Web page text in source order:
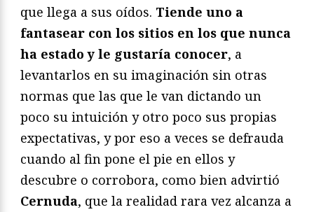
que llega a sus oídos. Tiende uno a
fantasear con los sitios en los que nunca
ha estado y le gustaría conocer, a
levantarlos en su imaginación sin otras
normas que las que le van dictando un
poco su intuición y otro poco sus propias
expectativas, y por eso a veces se defrauda
cuando al fin pone el pie en ellos y
descubre o corrobora, como bien advirtió
Cernuda, que la realidad rara vez alcanza a